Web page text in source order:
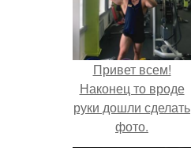
Привет всем!
Наконец то вроде
руки дошли сделать
фото.